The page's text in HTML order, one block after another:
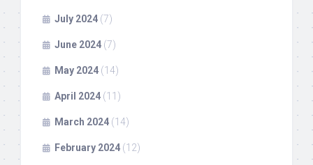
July 2024 (7)
June 2024 (7)
May 2024 (14)
April 2024 (11)
March 2024 (14)
February 2024 (12)